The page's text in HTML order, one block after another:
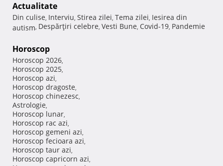
Actualitate
Din culise, Interviu, Stirea zilei, Tema zilei, Iesirea din
autism, Despărţiri celebre, Vesti Bune, Covid-19, Pandemie
Horoscop
Horoscop 2026,
Horoscop 2025,
Horoscop azi,
Horoscop dragoste,
Horoscop chinezesc,
Astrologie,
Horoscop lunar,
Horoscop rac azi,
Horoscop gemeni azi,
Horoscop fecioara azi,
Horoscop taur azi,
Horoscop capricorn azi,